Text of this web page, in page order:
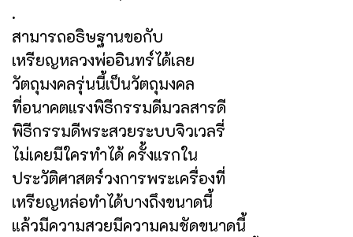
.
สามารถอธิษฐานขอกับ
เหรียญหลวงพ่ออินทร์ได้เลย
วัตถุมงคลรุ่นนี้เป็นวัตถุมงคล
ที่อนาคตแรงพิธีกรรมดีมวลสารดี
พิธีกรรมดีพระสวยระบบจิวเวลรี่
ไม่เคยมีใครทำได้ ครั้งแรกใน
ประวัติศาสตร์วงการพระเครื่องที่
เหรียญหล่อทำได้บางถึงขนาดนี้
แล้วมีความสวยมีความคมชัดขนาดนี้